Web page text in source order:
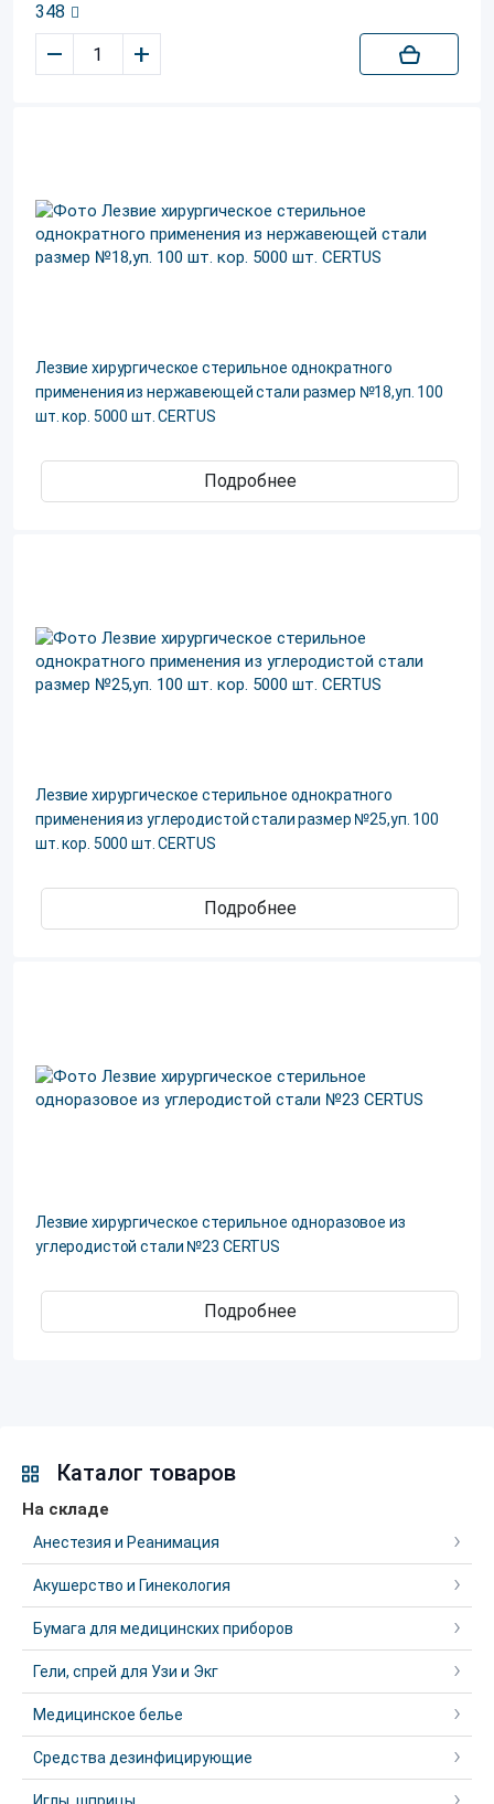
348
– +
Лезвие хирургическое стерильное однократного
применения из нержавеющей стали размер №18,уп. 100
шт. кор. 5000 шт. CERTUS
Подробнее
Лезвие хирургическое стерильное однократного
применения из углеродистой стали размер №25,уп. 100
шт. кор. 5000 шт. CERTUS
Подробнее
Лезвие хирургическое стерильное одноразовое из
углеродистой стали №23 СERTUS
Подробнее
Каталог товаров
На складе
Анестезия и Реанимация
Акушерство и Гинекология
Бумага для медицинских приборов
Гели, спрей для Узи и Экг
Медицинское белье
Средства дезинфицирующие